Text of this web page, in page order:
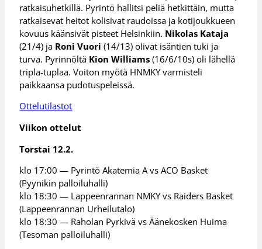
ratkaisuhetkillä. Pyrintö hallitsi peliä hetkittäin, mutta
ratkaisevat heitot kolisivat raudoissa ja kotijoukkueen
kovuus käänsivät pisteet Helsinkiin. Nikolas Kataja
(21/4) ja Roni Vuori (14/13) olivat isäntien tuki ja
turva. Pyrinnöltä Kion Williams (16/6/10s) oli lähellä
tripla-tuplaa. Voiton myötä HNMKY varmisteli
paikkaansa pudotuspeleissä.
Ottelutilastot
Viikon ottelut
Torstai 12.2.
klo 17:00 — Pyrintö Akatemia A vs ACO Basket
(Pyynikin palloiluhalli)
klo 18:30 — Lappeenrannan NMKY vs Raiders Basket
(Lappeenrannan Urheilutalo)
klo 18:30 — Raholan Pyrkivä vs Äänekosken Huima
(Tesoman palloiluhalli)